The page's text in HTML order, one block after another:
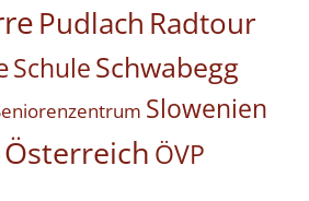
Pudlach Radtour
SchuleSchwabegg
Slowenien
Österreich ÖVP